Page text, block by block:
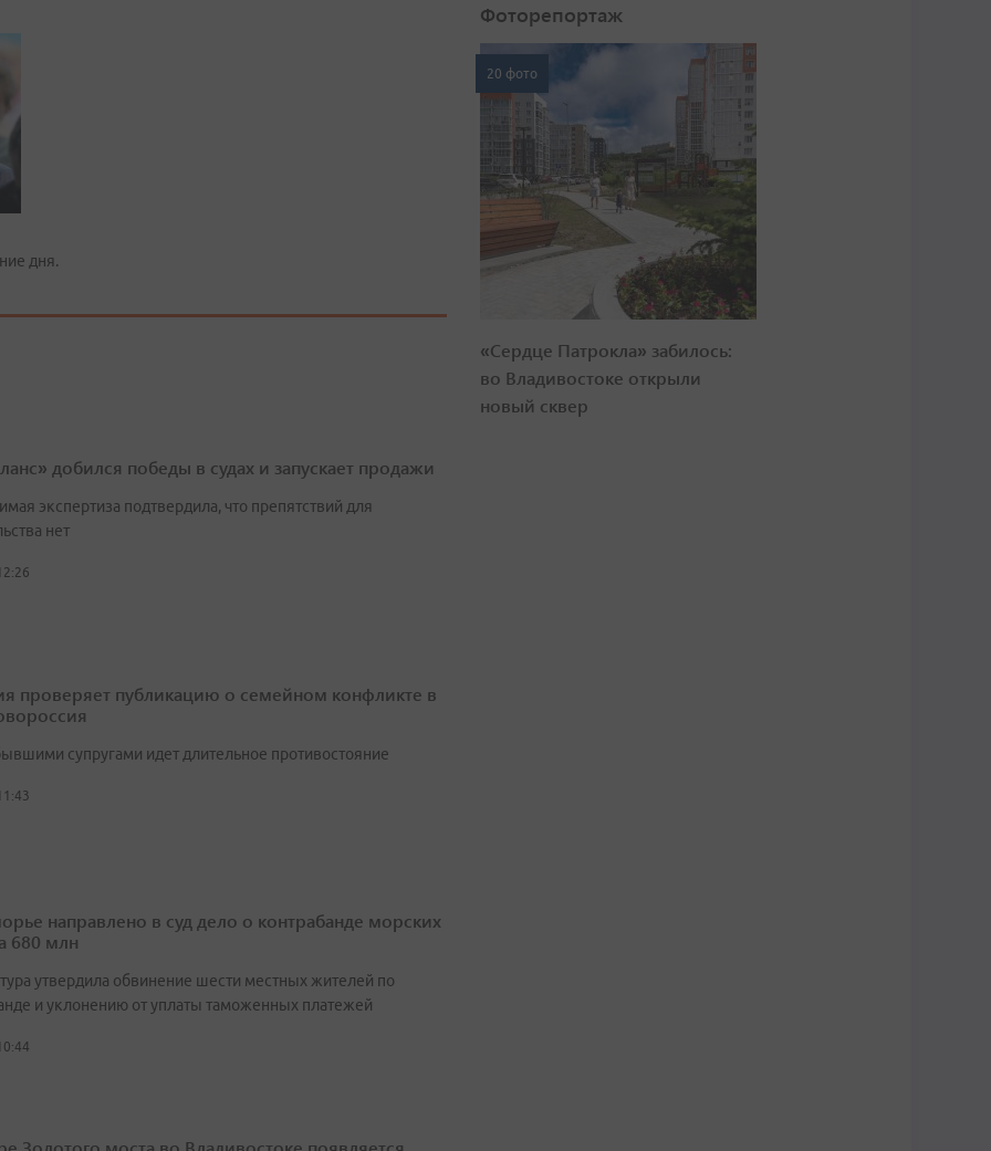
дня.
добился победы в судах и запускает продажи
экспертиза подтвердила, что препятствий для
нет
проверяет публикацию о семейном конфликте в
супругами идет длительное противостояние
направлено в суд дело о контрабанде морских
680 млн
утвердила обвинение шести местных жителей по
и уклонению от уплаты таможенных платежей
Фоторепортаж
20 фото
«Сердце Патрокла» забилось:
во Владивостоке открыли
новый сквер